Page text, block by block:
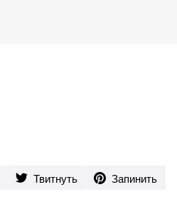
Твитнуть Запинить